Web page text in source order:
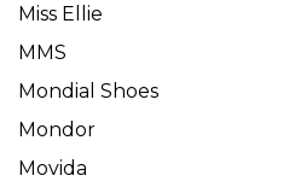
Miss Ellie
MMS
Mondial Shoes
Mondor
Movida